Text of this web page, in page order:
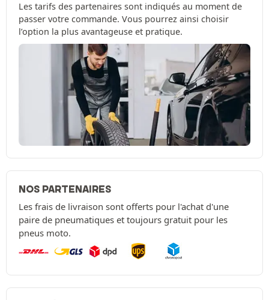
Les tarifs des partenaires sont indiqués au moment de
passer votre commande. Vous pourrez ainsi choisir
l’option la plus avantageuse et pratique.
NOS PARTENAIRES
Les frais de livraison sont offerts pour l'achat d'une
paire de pneumatiques et toujours gratuit pour les
pneus moto.